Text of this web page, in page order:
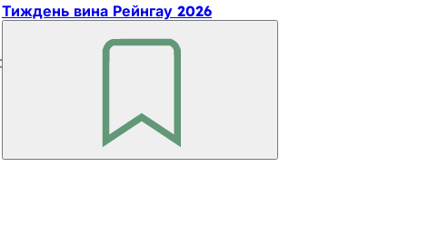
Тиждень вина Рейнгау 2026